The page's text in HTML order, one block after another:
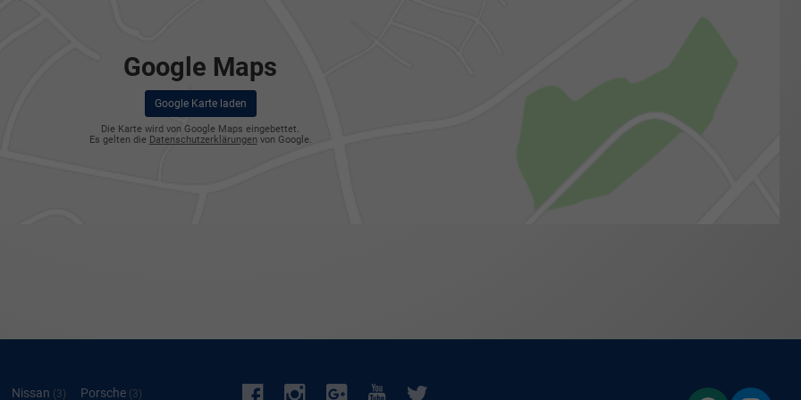
Google Maps
Google Karte laden
Die Karte wird von Google Maps eingebettet.
Es gelten die Datenschutzerklärungen von Google.
AlleNissan (3) AllePorsche (3) Facebook
Instagram
googleYouTube
twitter